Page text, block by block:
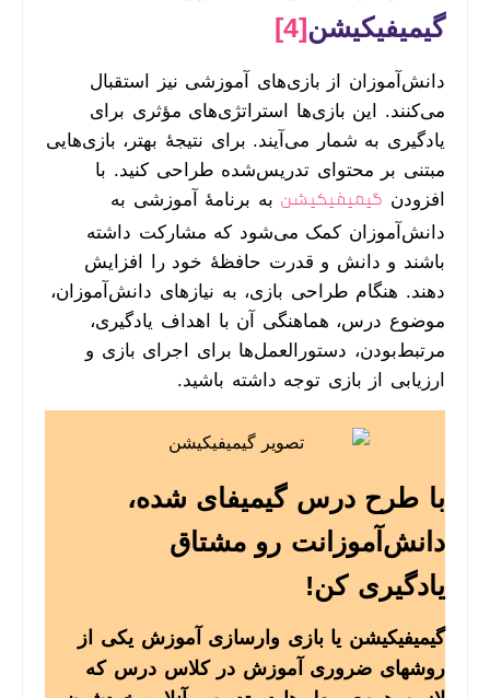
گیمیفیکیشن[4]
دانش‌آموزان از بازی‌های آموزشی نیز استقبال
می‌کنند. این بازی‌ها استراتژی‌های مؤثری برای
یادگیری به شمار می‌آیند. برای نتیجۀ بهتر، بازی‌هایی
مبتنی بر محتوای تدریس‌شده طراحی کنید. با
افزودن گیمیفیکیشن به برنامۀ آموزشی به
دانش‌آموزان کمک می‌شود که مشارکت داشته
باشند و دانش و قدرت حافظۀ خود را افزایش
دهند. هنگام طراحی بازی، به نیازهای دانش‌آموزان،
موضوع درس، هماهنگی آن با اهداف یادگیری،
مرتبط‌بودن، دستورالعمل‌ها برای اجرای بازی و
ارزیابی از بازی توجه داشته باشید.
با طرح درس گیمیفای شده،
دانش‌آموزانت رو مشتاق
یادگیری کن!
گیمیفیکیشن یا بازی وارسازی آموزش یکی از
روشهای ضروری آموزش در کلاس درس که